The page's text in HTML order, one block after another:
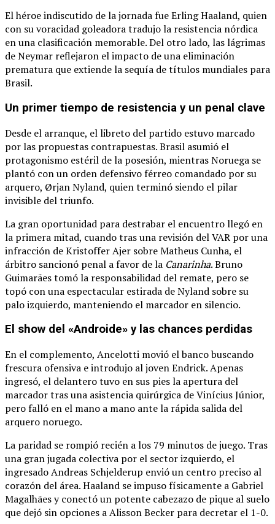
El héroe indiscutido de la jornada fue Erling Haaland, quien
con su voracidad goleadora tradujo la resistencia nórdica
en una clasificación memorable.Del otro lado, las lágrimas
de Neymar reflejaron el impacto de una eliminación
prematura que extiende la sequía de títulos mundiales para
Brasil.
Un primer tiempo de resistencia y un penal clave
Desde el arranque, el libreto del partido estuvo marcado
por las propuestas contrapuestas.Brasil asumió el
protagonismo estéril de la posesión, mientras Noruega se
plantó con un orden defensivo férreo comandado por su
arquero, Ørjan Nyland, quien terminó siendo el pilar
invisible del triunfo.
La gran oportunidad para destrabar el encuentro llegó en
la primera mitad, cuando tras una revisión del VAR por una
infracción de Kristoffer Ajer sobre Matheus Cunha, el
árbitro sancionó penal a favor de la Canarinha.Bruno
Guimarães tomó la responsabilidad del remate, pero se
topó con una espectacular estirada de Nyland sobre su
palo izquierdo, manteniendo el marcador en silencio.
El show del «Androide» y las chances perdidas
En el complemento, Ancelotti movió el banco buscando
frescura ofensiva e introdujo al joven Endrick.Apenas
ingresó, el delantero tuvo en sus pies la apertura del
marcador tras una asistencia quirúrgica de Vinícius Júnior,
pero falló en el mano a mano ante la rápida salida del
arquero noruego.
La paridad se rompió recién a los 79 minutos de juego. Tras
una gran jugada colectiva por el sector izquierdo, el
ingresado Andreas Schjelderup envió un centro preciso al
corazón del área.Haaland se impuso físicamente a Gabriel
Magalhães y conectó un potente cabezazo de pique al suelo
que dejó sin opciones a Alisson Becker para decretar el 1-0.